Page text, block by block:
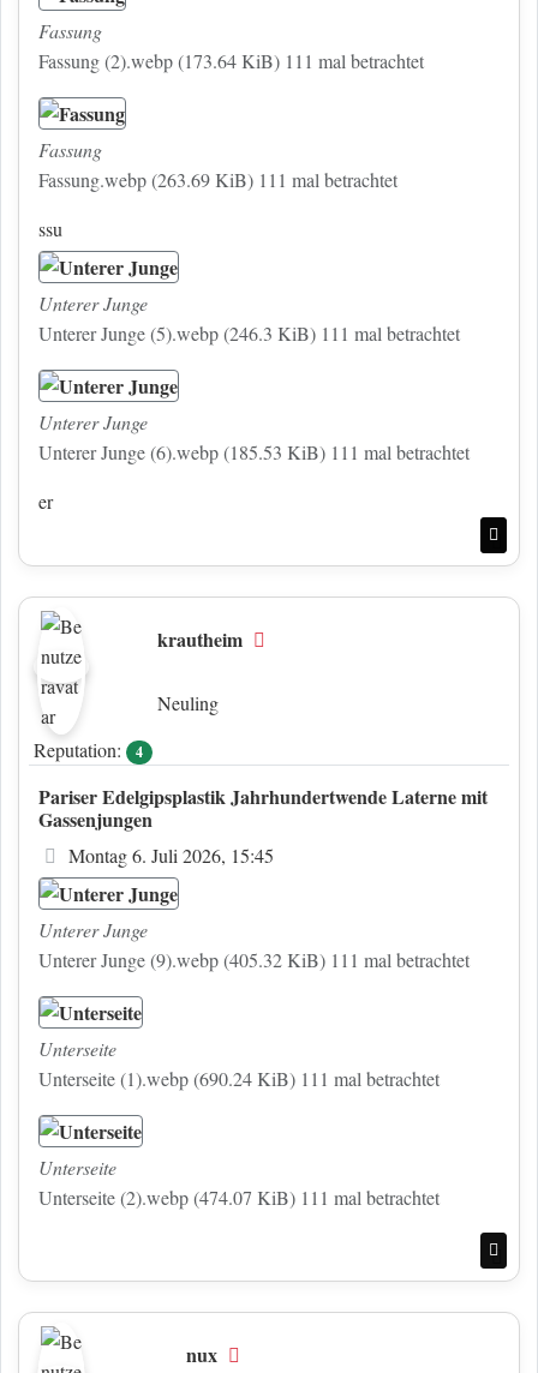
Fassung
Fassung (2).webp (173.64 KiB) 111 mal betrachtet
Fassung
Fassung.webp (263.69 KiB) 111 mal betrachtet
ssu
Unterer Junge
Unterer Junge (5).webp (246.3 KiB) 111 mal betrachtet
Unterer Junge
Unterer Junge (6).webp (185.53 KiB) 111 mal betrachtet
er
krautheim
Neuling
Reputation:
4
Pariser Edelgipsplastik Jahrhundertwende Laterne mit
Gassenjungen
Beitrag
Montag 6. Juli 2026, 15:45
Unterer Junge
Unterer Junge (9).webp (405.32 KiB) 111 mal betrachtet
Unterseite
Unterseite (1).webp (690.24 KiB) 111 mal betrachtet
Unterseite
Unterseite (2).webp (474.07 KiB) 111 mal betrachtet
nux